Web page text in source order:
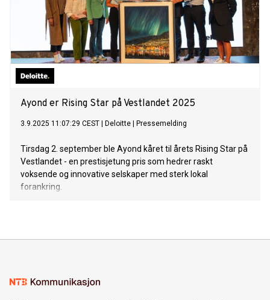
Ayond er Rising Star på Vestlandet 2025
3.9.2025 11:07:29 CEST Deloitte Pressemelding
Tirsdag 2. september ble Ayond kåret til årets Rising Star på
Vestlandet - en prestisjetung pris som hedrer raskt
voksende og innovative selskaper med sterk lokal
forankring.